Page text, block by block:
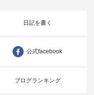
日記を書く
公式facebook
ブログランキング